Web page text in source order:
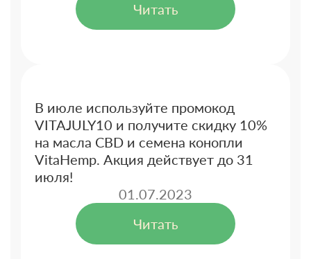
Читать
В июле используйте промокод
VITAJULY10 и получите скидку 10%
на масла CBD и семена конопли
VitaHemp. Акция действует до 31
июля!
01.07.2023
Читать